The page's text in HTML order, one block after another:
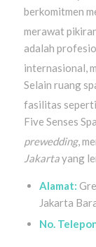
berkomitmen
merawat
adalah
internasional,
Selain ruang
fasilitas seperti
Five Senses
prewedding,
Jakartayang
Alamat:
Jakarta
No.